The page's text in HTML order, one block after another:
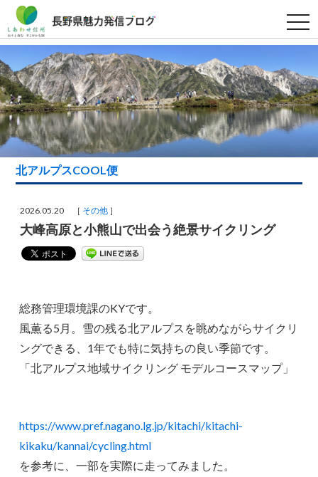
t
o
g
e
n
a
v
i
g
i
北アルプスCOOL便
2026.05.20 ［ その他 ］
大峰高原と小熊山で出会う絶景サイクリング
総務管理環境課のKYです。
風薫る5月。雪の残る北アルプスを眺めながらサイクリ
ングできる、1年でも特に気持ちの良い季節です。
「北アルプス地域サイクリング モデルコースマップ」
https://www.pref.nagano.lg.jp/kitachi/kitachi-
kikaku/kannai/cycling.html
を参考に、一部を実際に走ってみました。